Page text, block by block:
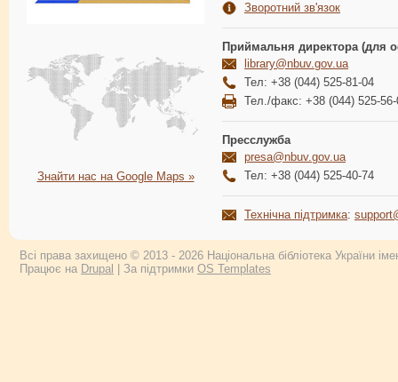
Знайти нас на Google Maps »
Зворотний зв'язок
Приймальня директора (для
library@nbuv.gov.ua
Тел: +38 (044) 525-81-04
Тел./факс: +38 (044) 525-56-
Пресслужба
presa@nbuv.gov.ua
Тел: +38 (044) 525-40-74
Технічна підтримка:
Всі права захищено © 2013 - 2026 Національна бібліотека України
Працює на Drupal | За підтримки OS Templates